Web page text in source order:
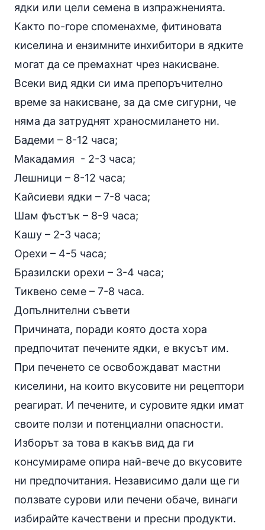
ядки или цели семена в изпражненията.
Както по-горе споменахме, фитиновата
киселина и ензимните инхибитори в ядките
могат да се премахнат чрез накисване.
Всеки вид ядки си има препоръчително
време за накисване, за да сме сигурни, че
няма да затруднят храносмилането ни.
Бадеми – 8-12 часа;
Макадамия - 2-3 часа;
Лешници – 8-12 часа;
Кайсиеви ядки – 7-8 часа;
Шам фъстък – 8-9 часа;
Кашу – 2-3 часа;
Орехи – 4-5 часа;
Бразилски орехи – 3-4 часа;
Тиквено семе – 7-8 часа.
Допълнителни съвети
Причината, поради която доста хора
предпочитат печените ядки, е вкусът им.
При печенето се освобождават мастни
киселини, на които вкусовите ни рецептори
реагират. И печените, и суровите ядки имат
своите ползи и потенциални опасности.
Изборът за това в какъв вид да ги
консумираме опира най-вече до вкусовите
ни предпочитания. Независимо дали ще ги
ползвате сурови или печени обаче, винаги
избирайте качествени и пресни продукти.